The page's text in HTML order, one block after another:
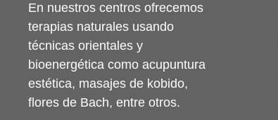
En nuestros centros ofrecemos
terapias naturales usando
técnicas orientales y
bioenergética como acupuntura
estética, masajes de kobido,
flores de Bach, entre otros.